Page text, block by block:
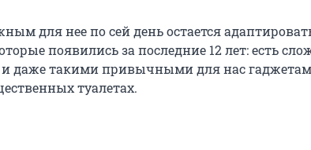
для нее по сей день остается
появились за последние 12 лет: есть
даже такими привычными для нас
туалетах.